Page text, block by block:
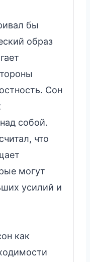
бы
образ
Сон
собой.
что
могут
усилий и
как